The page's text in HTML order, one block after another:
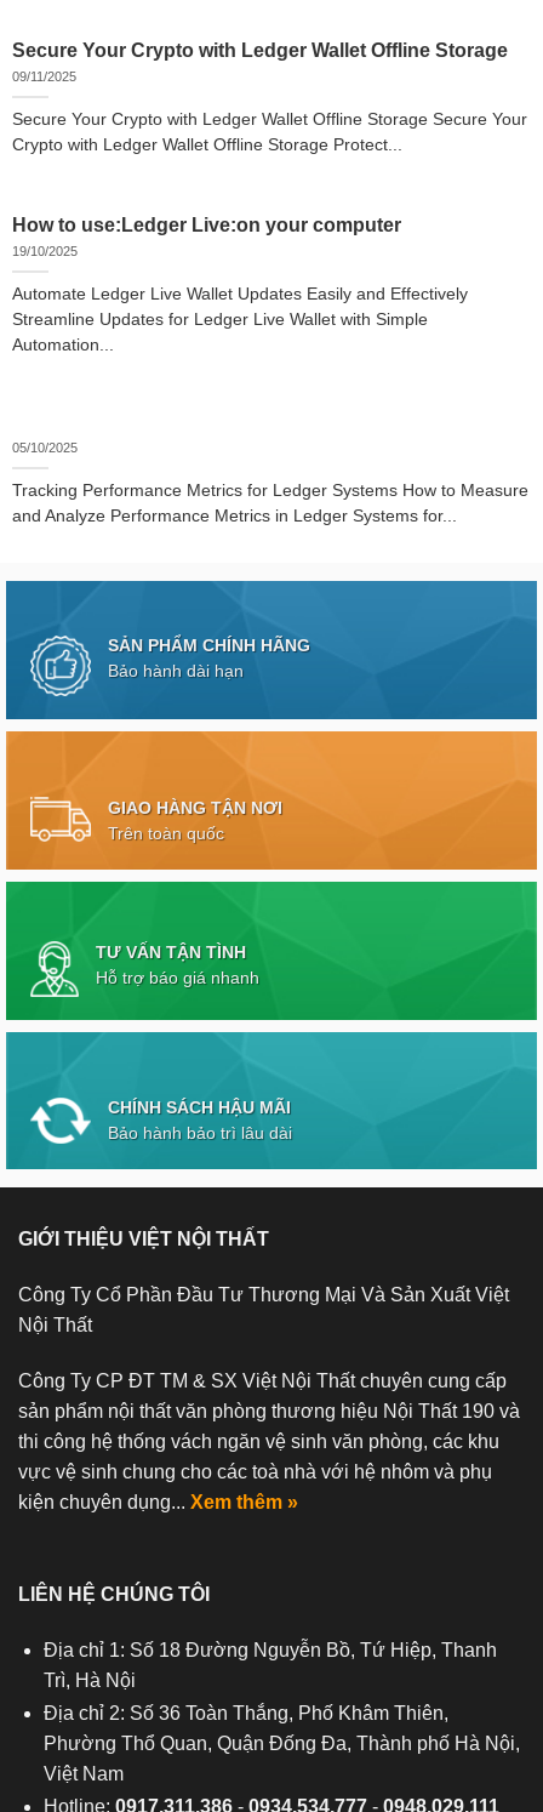
Secure Your Crypto with Ledger Wallet Offline Storage
09/11/2025
Secure Your Crypto with Ledger Wallet Offline Storage Secure Your
Crypto with Ledger Wallet Offline Storage Protect...
How to use:Ledger Live:on your computer
19/10/2025
Automate Ledger Live Wallet Updates Easily and Effectively
Streamline Updates for Ledger Live Wallet with Simple
Automation...
05/10/2025
Tracking Performance Metrics for Ledger Systems How to Measure
and Analyze Performance Metrics in Ledger Systems for...
SẢN PHẨM CHÍNH HÃNG
Bảo hành dài hạn
GIAO HÀNG TẬN NƠI
Trên toàn quốc
TƯ VẤN TẬN TÌNH
Hỗ trợ báo giá nhanh
CHÍNH SÁCH HẬU MÃI
Bảo hành bảo trì lâu dài
GIỚI THIỆU VIỆT NỘI THẤT
Công Ty Cổ Phần Đầu Tư Thương Mại Và Sản Xuất Việt
Nội Thất
Công Ty CP ĐT TM & SX Việt Nội Thất chuyên cung cấp
sản phẩm nội thất văn phòng thương hiệu Nội Thất 190 và
thi công hệ thống vách ngăn vệ sinh văn phòng, các khu
vực vệ sinh chung cho các toà nhà với hệ nhôm và phụ
kiện chuyên dụng... Xem thêm »
LIÊN HỆ CHÚNG TÔI
Địa chỉ 1: Số 18 Đường Nguyễn Bồ, Tứ Hiệp, Thanh
Trì, Hà Nội
Địa chỉ 2: Số 36 Toàn Thắng, Phố Khâm Thiên,
Phường Thổ Quan, Quận Đống Đa, Thành phố Hà Nội,
Việt Nam
Hotline: 0917.311.386- 0934.534.777- 0948.029.111